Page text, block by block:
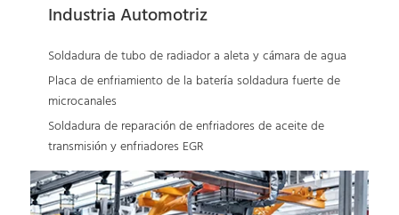
Industria Automotriz
Soldadura de tubo de radiador a aleta y cámara de agua
Placa de enfriamiento de la batería soldadura fuerte de
microcanales
Soldadura de reparación de enfriadores de aceite de
transmisión y enfriadores EGR